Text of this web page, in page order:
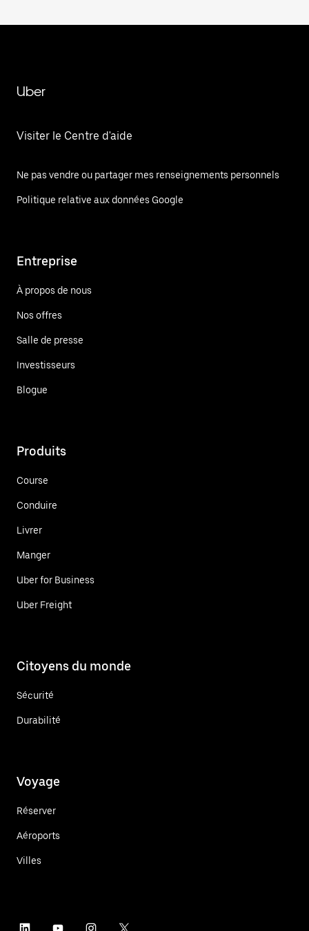
Uber
Visiter le Centre d'aide
Ne pas vendre ou partager mes renseignements personnels
Politique relative aux données Google
Entreprise
À propos de nous
Nos offres
Salle de presse
Investisseurs
Blogue
Produits
Course
Conduire
Livrer
Manger
Uber for Business
Uber Freight
Citoyens du monde
Sécurité
Durabilité
Voyage
Réserver
Aéroports
Villes